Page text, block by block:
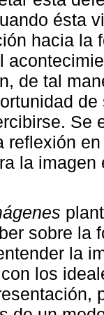
ésta
hacia la
de tal
Se
reflexión
la
sobre la
la
los